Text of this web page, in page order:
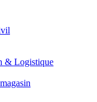
& Logistique